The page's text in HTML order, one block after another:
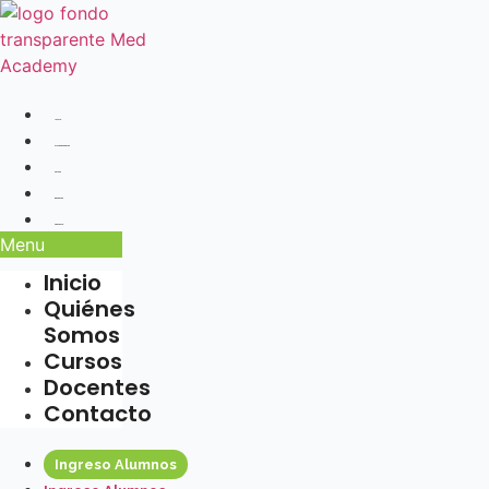
Ir
al
contenido
Menu
Inicio
Quiénes
Somos
Cursos
Docentes
Contacto
Ingreso Alumnos